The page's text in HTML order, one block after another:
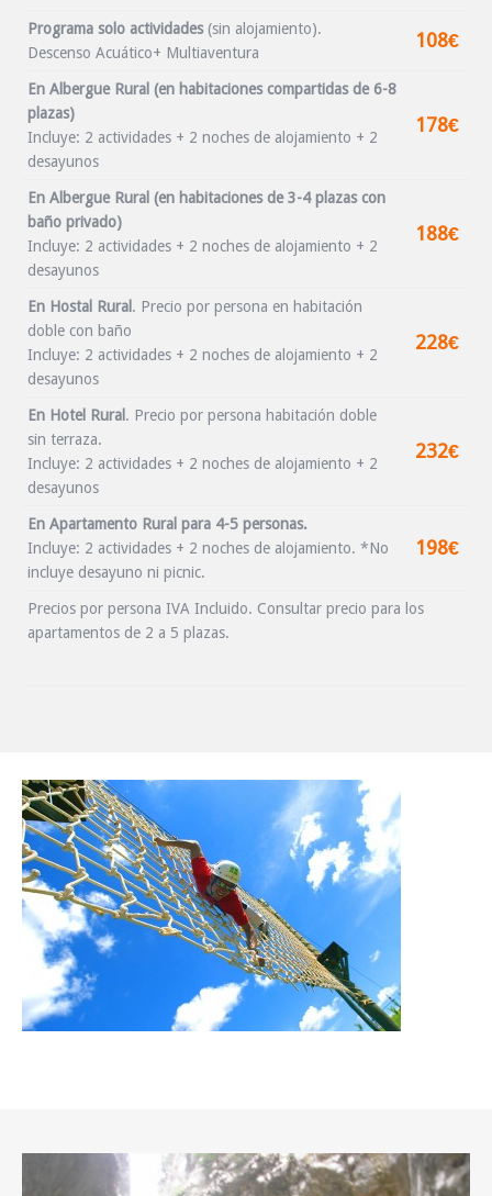
Programa solo actividades(sin alojamiento).
Descenso Acuático+ Multiaventura
108€
En Albergue Rural (en habitaciones compartidas de 6-8
plazas)
Incluye: 2 actividades + 2 noches de alojamiento + 2
desayunos
178€
En Albergue Rural (en habitaciones de 3-4 plazas con
baño privado)
Incluye: 2 actividades + 2 noches de alojamiento + 2
desayunos
188€
En Hostal Rural . Precio por persona en habitación
doble con baño
Incluye: 2 actividades + 2 noches de alojamiento + 2
desayunos
228€
En Hotel Rural . Precio por persona habitación doble
sin terraza.
Incluye: 2 actividades + 2 noches de alojamiento + 2
desayunos
232€
En Apartamento Rural para 4-5 personas.
Incluye: 2 actividades + 2 noches de alojamiento. *No
incluye desayuno ni picnic.
198€
Precios por persona IVA Incluido. Consultar precio para los
apartamentos de 2 a 5 plazas.